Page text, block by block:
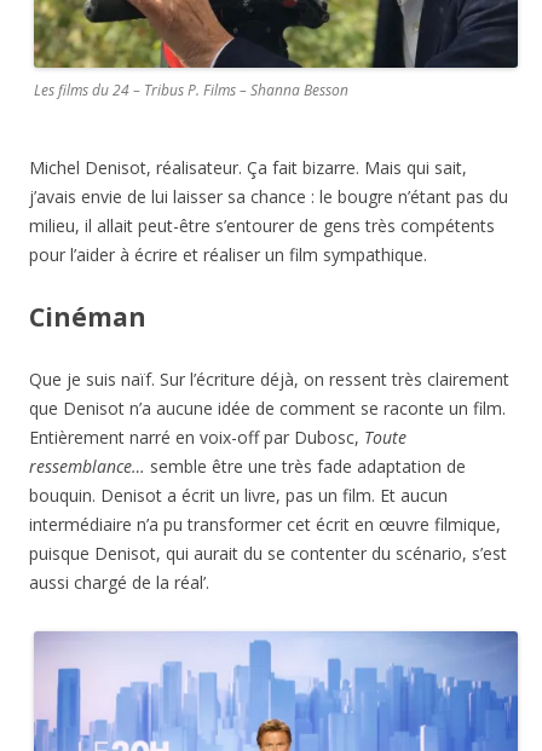
Les films du 24 – Tribus P. Films – Shanna Besson
Michel Denisot, réalisateur. Ça fait bizarre. Mais qui sait,
j’avais envie de lui laisser sa chance : le bougre n’étant pas du
milieu, il allait peut-être s’entourer de gens très compétents
pour l’aider à écrire et réaliser un film sympathique.
Cinéman
Que je suis naïf. Sur l’écriture déjà, on ressent très clairement
que Denisot n’a aucune idée de comment se raconte un film.
Entièrement narré en voix-off par Dubosc, Toute
ressemblance… semble être une très fade adaptation de
bouquin. Denisot a écrit un livre, pas un film. Et aucun
intermédiaire n’a pu transformer cet écrit en œuvre filmique,
puisque Denisot, qui aurait du se contenter du scénario, s’est
aussi chargé de la réal’.